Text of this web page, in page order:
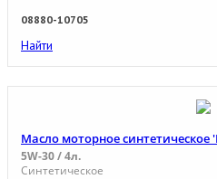
08880-10705
Найти
Масло моторное синтетическое
5W-30 / 4л.
Синтетическое